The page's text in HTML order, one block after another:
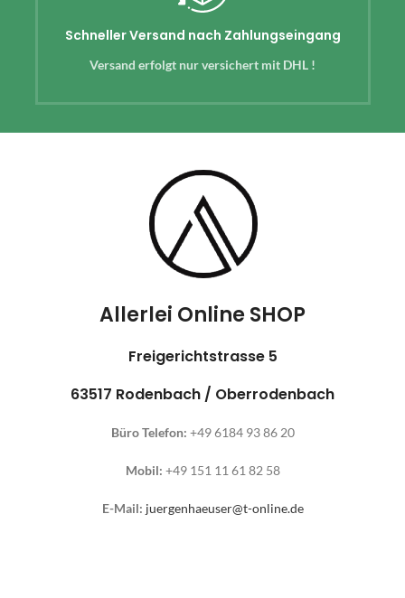
Schneller Versand nach Zahlungseingang
Versand erfolgt nur versichert mit DHL !
Allerlei Online SHOP
Freigerichtstrasse 5
63517 Rodenbach / Oberrodenbach
Büro Telefon: +49 6184 93 86 20
Mobil: +49 151 11 61 82 58
E-Mail: juergenhaeuser@t-online.de